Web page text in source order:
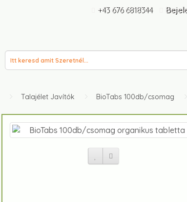
+43 676 6818344
Talajélet Javítók BioTabs 100db/csomag